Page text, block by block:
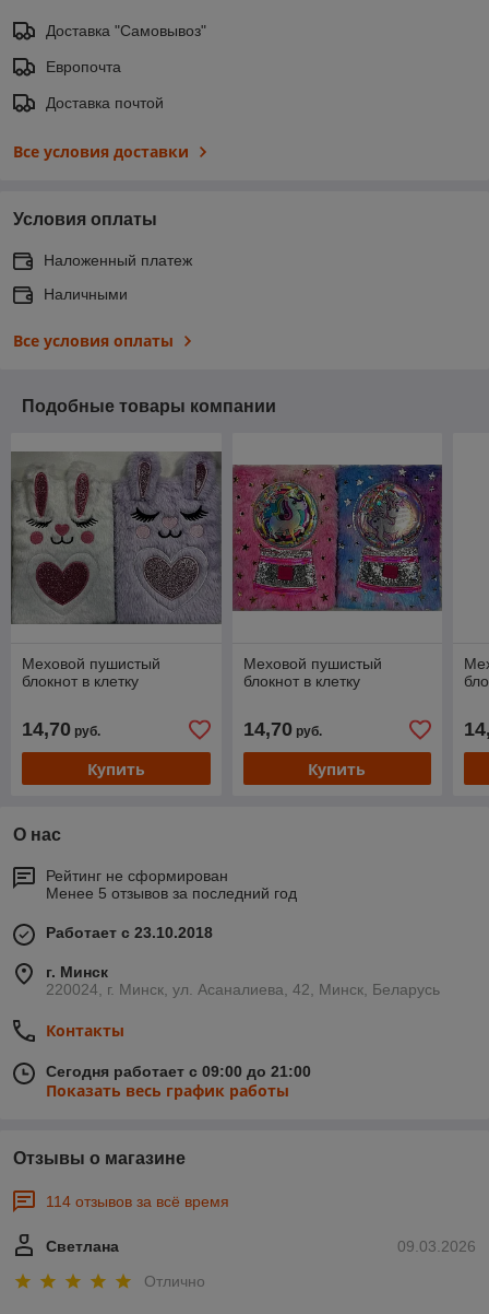
Доставка "Самовывоз"
Европочта
Доставка почтой
Все условия доставки
Условия оплаты
Наложенный платеж
Наличными
Все условия оплаты
Подобные товары компании
Меховой пушистый
блокнот в клетку
14,70 руб.
Купить
Меховой пушистый
блокнот в клетку
14,70руб.
Купить
О нас
Рейтинг не сформирован
Менее 5 отзывов за последний год
Работает с 23.10.2018
г. Минск
220024, г. Минск, ул. Асаналиева, 42, Минск, Беларусь
Контакты
Сегодня работает с 09:00 до 21:00
Показать весь график работы
Отзывы о магазине
114 отзывов за всё время
09.03.2026
Светлана
Отлично